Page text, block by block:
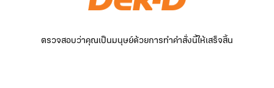
ตรวจสอบว่าคุณเป็นมนุษย์ด้วยการทำคำสั่งนี้ให้เสร็จสิ้น